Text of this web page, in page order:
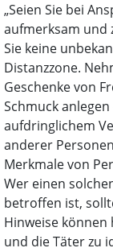
„Seien Sie bei
aufmerksam und
Sie keine
Distanzzone.
Geschenke von
Schmuck
aufdringlichem
anderer
Merkmale von
Wer einen
betroffen ist,
Hinweise
und die Täter zu